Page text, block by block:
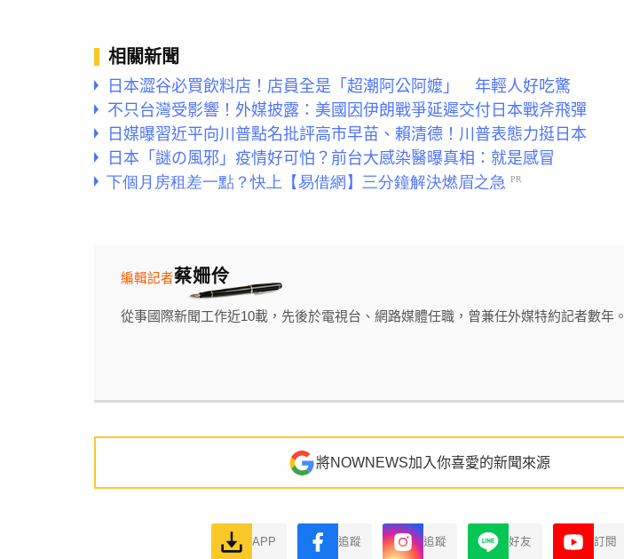
相關新聞
日本澀谷必買飲料店！店員全是「超潮阿公阿嬤」 年輕人好吃驚
不只台灣受影響！外媒披露：美國因伊朗戰爭延遲交付日本戰斧飛彈
日媒曝習近平向川普點名批評高市早苗、賴清德！川普表態力挺日本
日本「謎の風邪」疫情好可怕？前台大感染醫曝真相：就是感冒
蔡姍伶
編輯記者
從事國際新聞工作近10載，先後於電視台、網路媒體任職，曾兼任外媒特約記者數年。
將NOWNEWS加入你喜愛的新聞來源
APP 追蹤 追蹤 好友 訂閱